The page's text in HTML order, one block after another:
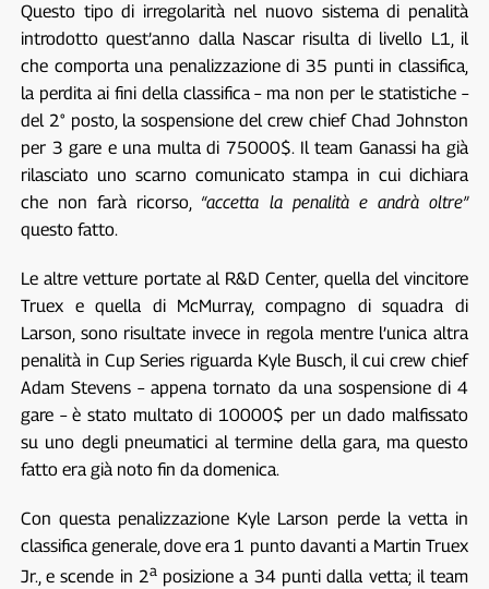
Questo tipo di irregolarità nel nuovo sistema di penalità
introdotto quest’anno dalla Nascar risulta di livello L1, il
che comporta una penalizzazione di 35 punti in classifica,
la perdita ai fini della classifica – ma non per le statistiche –
del 2° posto, la sospensione del crew chief Chad Johnston
per 3 gare e una multa di 75000$. Il team Ganassi ha già
rilasciato uno scarno comunicato stampa in cui dichiara
che non farà ricorso, “accetta la penalità e andrà oltre”
questo fatto.
Le altre vetture portate al R&D Center, quella del vincitore
Truex e quella di McMurray, compagno di squadra di
Larson, sono risultate invece in regola mentre l’unica altra
penalità in Cup Series riguarda Kyle Busch, il cui crew chief
Adam Stevens – appena tornato da una sospensione di 4
gare – è stato multato di 10000$ per un dado malfissato
su uno degli pneumatici al termine della gara, ma questo
fatto era già noto fin da domenica.
Con questa penalizzazione Kyle Larson perde la vetta in
classifica generale, dove era 1 punto davanti a Martin Truex
Jr., e scende in 2aposizione a 34 punti dalla vetta; il team